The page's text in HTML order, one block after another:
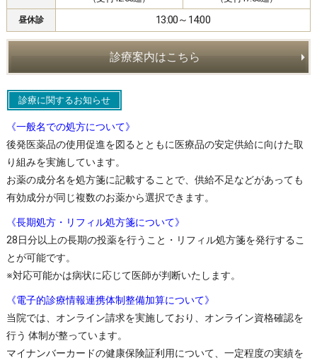
昼休診 13:00～14:00
診療案内はこちら
診療に関するお知らせ
《一般名での処方について》
後発医薬品の使用促進を図るとともに医療品の安定供給に向けた取
り組みを実施しています。
お薬の成分名を処方箋に記載することで、供給不足などがあっても
有効成分が同じ複数のお薬から選択できます。
《長期処方・リフィル処方箋について》
28日分以上の長期の投薬を行うこと・リフィル処方箋を発行するこ
とが可能です。
※対応可能かは病状に応じて医師が判断いたします。
《電子的診療情報連携体制整備加算について》
当院では、オンライン請求を実施しており、オンライン資格確認を
行う 体制が整っています。
マイナンバーカードの健康保険証利用について、一定程度の実績を